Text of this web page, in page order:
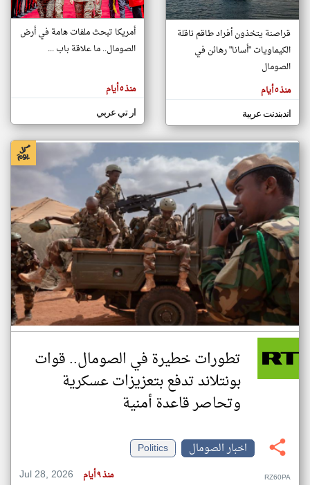
تغيير الدولة
اخبار الصومال على مدار الساعة
أهم اخبار الصومال العاجلة والمباشرة
المقالات
هنا عن
وجهة
كاتبيها.
قراصنة يتخذون أفراد طاقم ناقلة
الكيماويات "أسانا" رهائن في
الصومال
منذ ٥ أيام
اندبندنت عربية
أمريكا تبحث ملفات هامة في أرض
الصومال.. ما علاقة باب ...
منذ ٥ أيام
ار تي عربي
تطورات خطيرة في الصومال.. قوات
بونتلاند تدفع بتعزيزات عسكرية
وتحاصر قاعدة أمنية
اخبار الصومال
Politics
Jul 28, 2026
منذ ٩ أيام RZ60PA
klyoum.com